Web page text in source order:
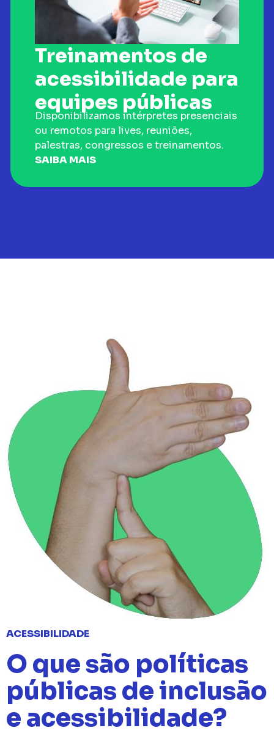
Treinamentos de
acessibilidade para
equipes públicas
Disponibilizamos intérpretes presenciais
ou remotos para lives, reuniões,
palestras, congressos e treinamentos.
SAIBA MAIS
ACESSIBILIDADE
O que são políticas
públicas de inclusão
e acessibilidade?